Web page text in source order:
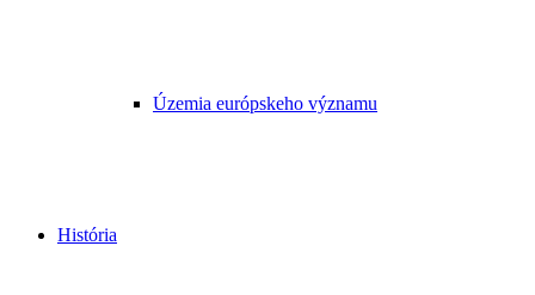
Územia európskeho významu
História